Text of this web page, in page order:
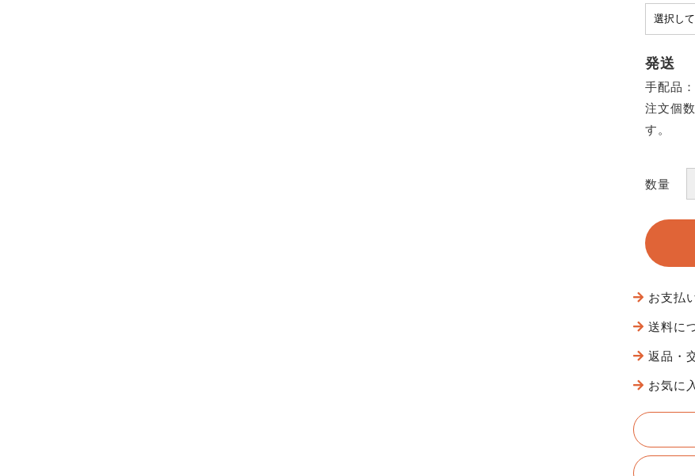
発送
手配品
注文個
す。
数量
お支払
送料に
返品・
お気に